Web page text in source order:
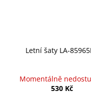
Letní šaty LA-
Momentálně
530 Kč